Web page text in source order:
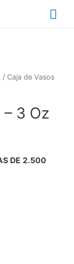
/ Caja de Vasos
3 Oz
DE 2.500